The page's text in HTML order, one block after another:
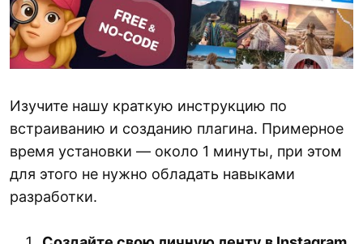
Изучите нашу краткую инструкцию по
встраиванию и созданию плагина. Примерное
время установки — около 1 минуты, при этом
для этого не нужно обладать навыками
разработки.